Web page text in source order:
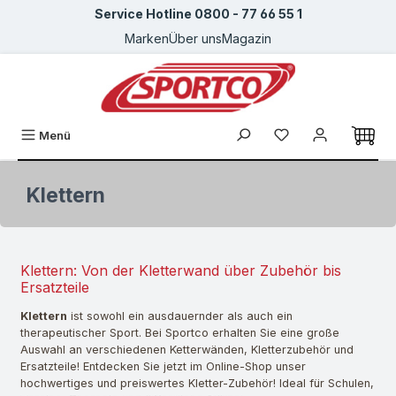
Zum Hauptinhalt springenService Hotline 0800 - 77 66 55 1
MarkenÜber unsMagazin
Menü Du hast 0
Klettern
Klettern: Von der Kletterwand über Zubehör bis
Ersatzteile
Klettern ist sowohl ein ausdauernder als auch ein
therapeutischer Sport. Bei Sportco erhalten Sie eine große
Auswahl an verschiedenen Ketterwänden, Kletterzubehör und
Ersatzteile! Entdecken Sie jetzt im Online-Shop unser
hochwertiges und preiswertes Kletter-Zubehör! Ideal für Schulen,